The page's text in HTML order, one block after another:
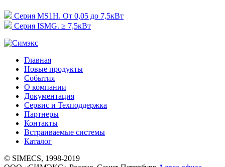
Серия MS1H. От 0,05 до 7,5кВт
Серия ISMG. ≥ 7,5кВт
Главная
Новые продукты
События
О компании
Документация
Сервис и Техподдержка
Партнеры
Контакты
Встраиваемые системы
Каталог
© SIMECS, 1998-2019